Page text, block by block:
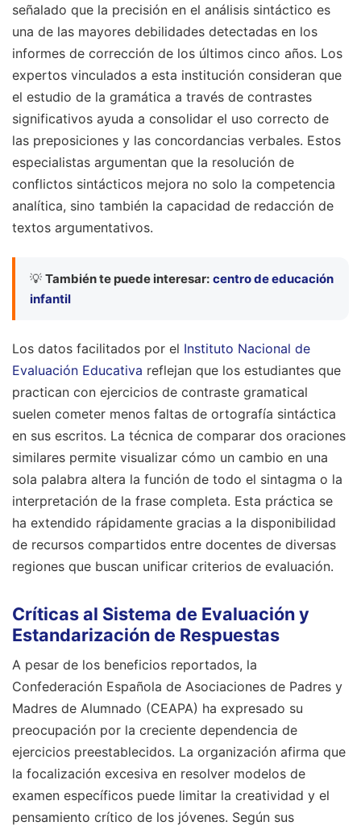
señalado que la precisión en el análisis sintáctico es
una de las mayores debilidades detectadas en los
informes de corrección de los últimos cinco años. Los
expertos vinculados a esta institución consideran que
el estudio de la gramática a través de contrastes
significativos ayuda a consolidar el uso correcto de
las preposiciones y las concordancias verbales. Estos
especialistas argumentan que la resolución de
conflictos sintácticos mejora no solo la competencia
analítica, sino también la capacidad de redacción de
textos argumentativos.
💡 También te puede interesar: centro de educación
infantil
Los datos facilitados por el Instituto Nacional de
Evaluación Educativa reflejan que los estudiantes que
practican con ejercicios de contraste gramatical
suelen cometer menos faltas de ortografía sintáctica
en sus escritos. La técnica de comparar dos oraciones
similares permite visualizar cómo un cambio en una
sola palabra altera la función de todo el sintagma o la
interpretación de la frase completa. Esta práctica se
ha extendido rápidamente gracias a la disponibilidad
de recursos compartidos entre docentes de diversas
regiones que buscan unificar criterios de evaluación.
Críticas al Sistema de Evaluación y
Estandarización de Respuestas
A pesar de los beneficios reportados, la
Confederación Española de Asociaciones de Padres y
Madres de Alumnado (CEAPA) ha expresado su
preocupación por la creciente dependencia de
ejercicios preestablecidos. La organización afirma que
la focalización excesiva en resolver modelos de
examen específicos puede limitar la creatividad y el
pensamiento crítico de los jóvenes. Según sus